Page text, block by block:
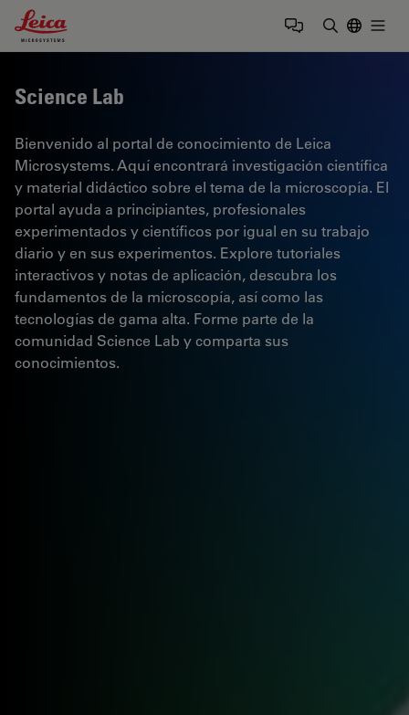
Leica Microsystems Logo
Science Lab
Bienvenido al portal de conocimiento de Leica
Microsystems. Aquí encontrará investigación científica
y material didáctico sobre el tema de la microscopía. El
portal ayuda a principiantes, profesionales
experimentados y científicos por igual en su trabajo
diario y en sus experimentos. Explore tutoriales
interactivos y notas de aplicación, descubra los
fundamentos de la microscopía, así como las
tecnologías de gama alta. Forme parte de la
comunidad Science Lab y comparta sus
conocimientos.